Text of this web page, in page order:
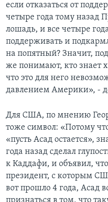
если отказаться от
четыре года тому назад
лошадь, и все четыре
поддерживать и
на попятный? Значит,
же понимают, кто знает
что это для него
давлением Америки», -
Для США, по мнению
тоже символ: «Потому
«пусть Асад остается»,
года назад сделал
к Каддафи, и объявил,
президент, с которым
вот прошло 4 года, Асад